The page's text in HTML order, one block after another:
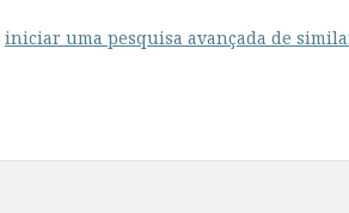
iniciar uma pesquisa avançada de